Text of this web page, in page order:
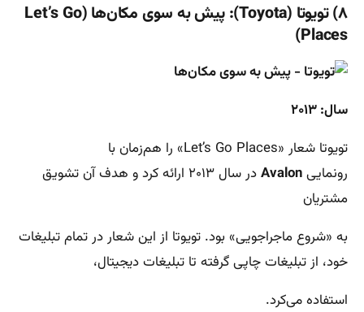
۸) تویوتا (Toyota): پیش به سوی مکان‌ها (Let’s Go
Places)
سال: ۲۰۱۳
تویوتا شعار «Let’s Go Places» را هم‌زمان با
رونماییAvalon
در سال ۲۰۱۳ ارائه کرد و هدف آن تشویق
مشتریان
به «شروع ماجراجویی» بود. تویوتا از این شعار در تمام تبلیغات
خود، از تبلیغات چاپی گرفته تا تبلیغات دیجیتال،
استفاده می‌کرد.